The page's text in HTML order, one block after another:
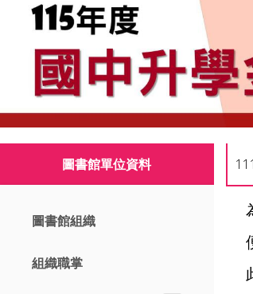
圖書館單位資料
圖書館組織
組織職掌